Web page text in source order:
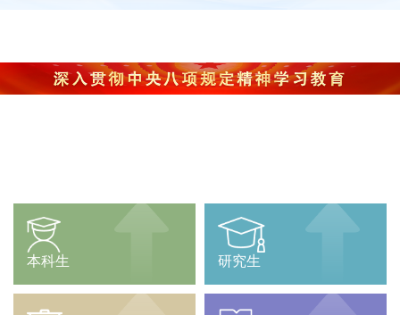
本科生 研究生